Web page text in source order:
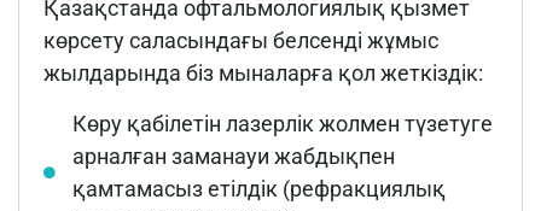
Қазақстанда офтальмологиялық қызмет
көрсету саласындағы белсенді жұмыс
жылдарында біз мыналарға қол жеткіздік:
Көру қабілетін лазерлік жолмен түзетуге
арналған заманауи жабдықпен
қамтамасыз етілдік (рефракциялық